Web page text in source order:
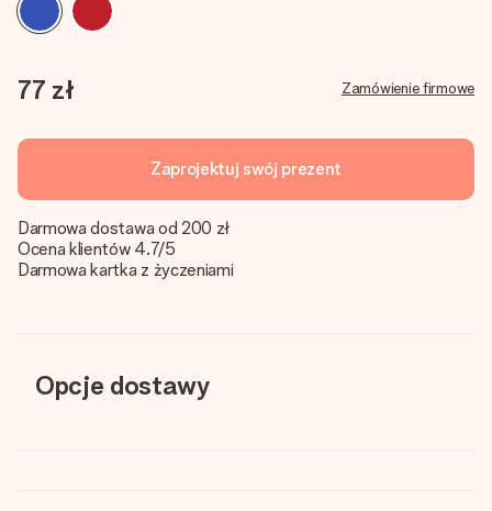
77 zł Zamówienie firmowe
Zaprojektuj swój prezent
Darmowa dostawa od 200 zł
Ocena klientów 4.7/5
Darmowa kartka z życzeniami
Opcje dostawy